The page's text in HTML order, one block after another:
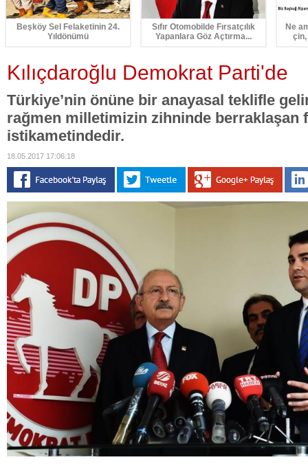
Beşköy Sel Felaketinin 24.
Yıldönümü
Sıfır Otomobilde Fırsatçılık
Yapanlara Göz Açtırma...
Ne
Kılıçdaroğlu Demokrat Parti'de
Türkiye’nin önüne bir anayasal teklifle
rağmen milletimizin zihninde berraklaşan
istikametindedir.
18.05.2017 17:06:18